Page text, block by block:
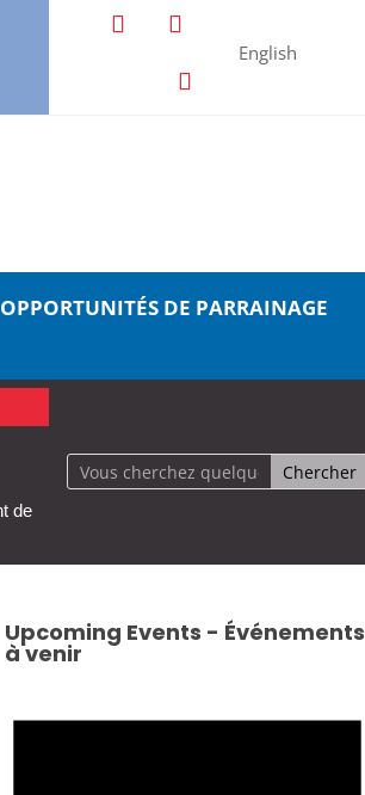
English
OPPORTUNITÉS DE PARRAINAGE
de
Upcoming Events - Événements
à venir